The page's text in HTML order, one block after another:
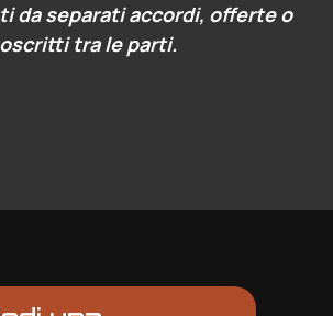
da separati accordi, offerte o
tra le parti.